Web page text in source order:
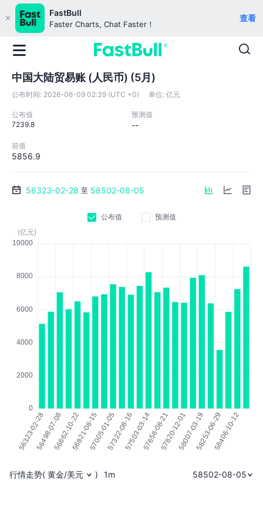
FastBull
Faster Charts, Chat Faster！
查看
中国大陆贸易账 (人民币) (5月)
公布时间: 2026-06-09 02:39 (UTC +0) 单位: 亿元
公布值
7239.8
预测值
--
前值
5856.9
56323-02-28 至 58502-08-05
公布值
预测值
(亿元)
行情走势( 黄金/美元 ) 1m 58502-08-05